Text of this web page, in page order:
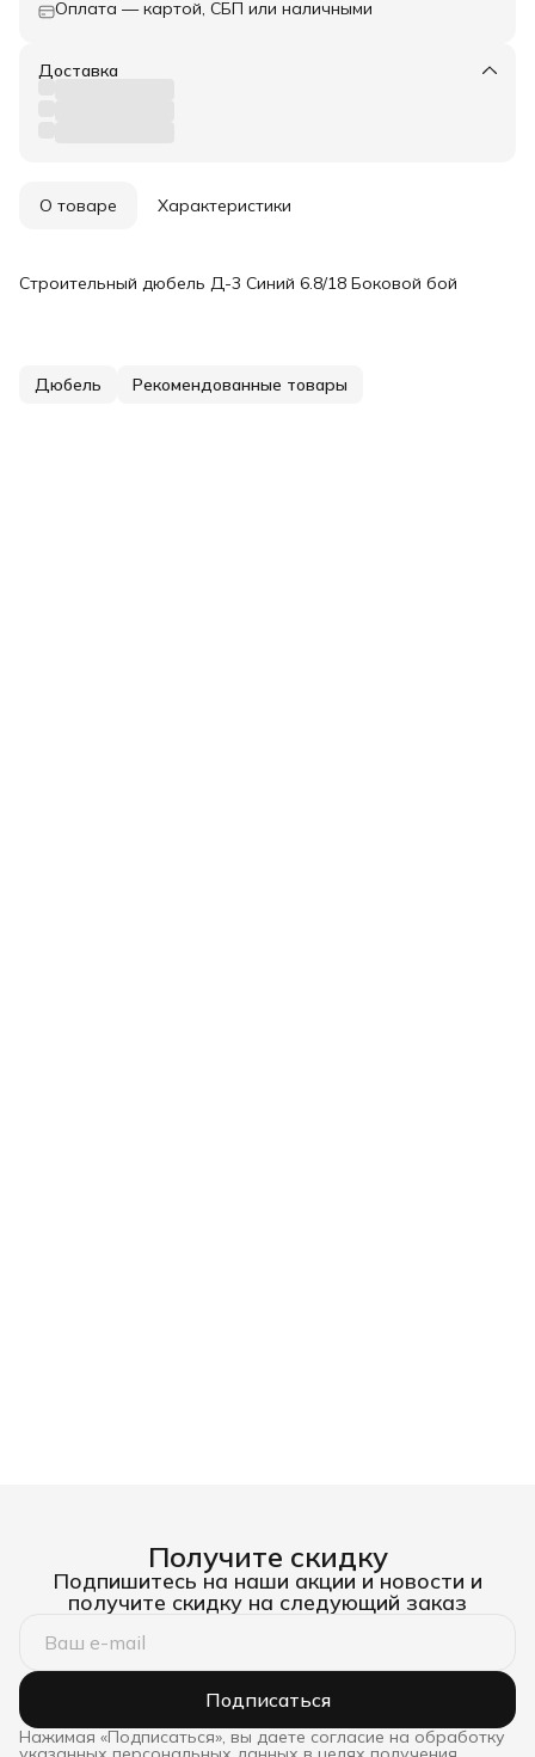
Оплата — картой, СБП или наличными
Доставка
О товаре Характеристики
Строительный дюбель Д-3 Синий 6.8/18 Боковой бой
Дюбель Рекомендованные товары
Получите скидку
Подпишитесь на наши акции и новости и
получите скидку на следующий заказ
Подписаться
Нажимая «Подписаться», вы даете согласие на обработку